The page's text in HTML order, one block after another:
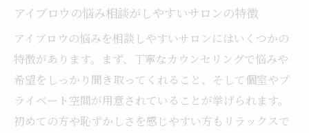
アイブロウの悩み相談がしやすいサロンの特徴
アイブロウの悩みを相談しやすいサロンにはいくつかの
特徴があります。まず、丁寧なカウンセリングで悩みや
希望をしっかり聞き取ってくれること、そして個室やプ
ライベート空間が用意されていることが挙げられます。
初めての方や恥ずかしさを感じやすい方もリラックスで